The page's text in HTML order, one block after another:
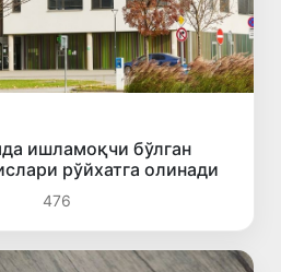
ишламоқчи бўлган
рўйхатга олинади
476